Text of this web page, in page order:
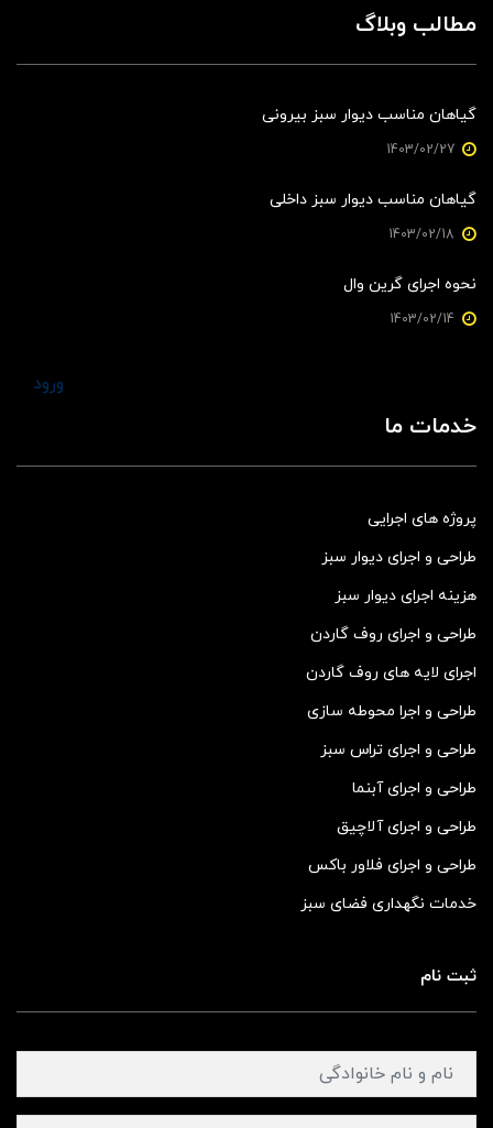
مطالب وبلاگ
گیاهان مناسب دیوار سبز بیرونی
گیاهان مناسب دیوار سبز داخلی
نحوه اجرای گرین وال
ورود
خدمات ما
پروژه های اجرایی
طراحی و اجرای دیوار سبز
هزینه اجرای دیوار سبز
طراحی و اجرای روف گاردن
اجرای لایه های روف گاردن
طراحی و اجرا محوطه سازی
طراحی و اجرای تراس سبز
طراحی و اجرای آبنما
طراحی و اجرای آلاچیق
طراحی و اجرای فلاور باکس
خدمات نگهداری فضای سبز
ثبت نام